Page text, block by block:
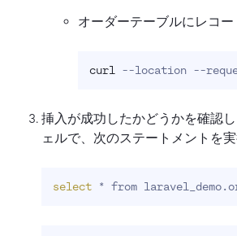
オーダーテーブルにレコー
curl --location --
挿入が成功したかどうかを確認
ェルで、次のステートメントを実
select * from